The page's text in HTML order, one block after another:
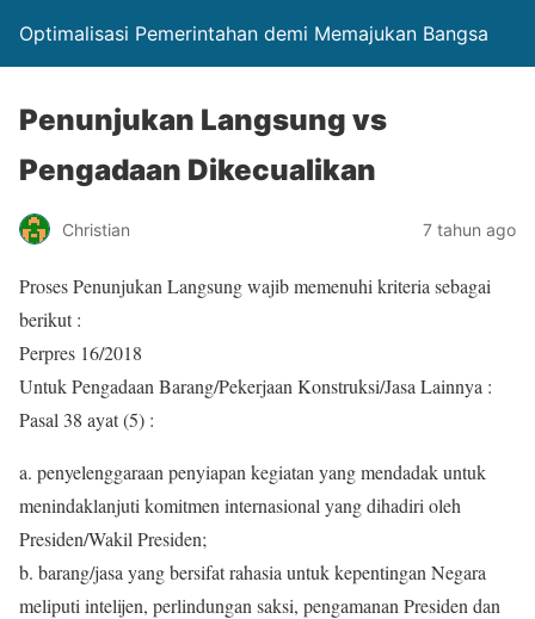
Optimalisasi Pemerintahan demi Memajukan Bangsa
Penunjukan Langsung vs
Pengadaan Dikecualikan
Christian 7 tahun ago
Proses Penunjukan Langsung wajib memenuhi kriteria sebagai
berikut :
Perpres 16/2018
Untuk Pengadaan Barang/Pekerjaan Konstruksi/Jasa Lainnya :
Pasal 38 ayat (5) :
a. penyelenggaraan penyiapan kegiatan yang mendadak untuk
menindaklanjuti komitmen internasional yang dihadiri oleh
Presiden/Wakil Presiden;
b. barang/jasa yang bersifat rahasia untuk kepentingan Negara
meliputi intelijen, perlindungan saksi, pengamanan Presiden dan